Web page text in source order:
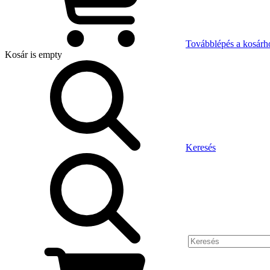
Továbblépés a
Kosáris empty
Keresés